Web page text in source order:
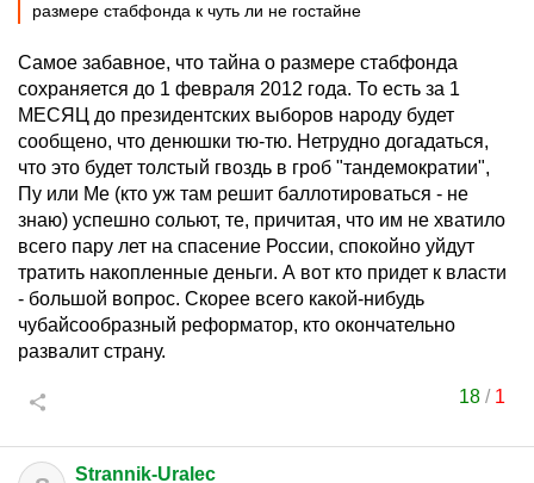
размере стабфонда к чуть ли не гостайне
Самое забавное, что тайна о размере стабфонда
сохраняется до 1 февраля 2012 года. То есть за 1
МЕСЯЦ до президентских выборов народу будет
сообщено, что денюшки тю-тю. Нетрудно догадаться,
что это будет толстый гвоздь в гроб "тандемократии",
Пу или Ме (кто уж там решит баллотироваться - не
знаю) успешно сольют, те, причитая, что им не хватило
всего пару лет на спасение России, спокойно уйдут
тратить накопленные деньги. А вот кто придет к власти
- большой вопрос. Скорее всего какой-нибудь
чубайсообразный реформатор, кто окончательно
развалит страну.
18 / 1
Strannik-Uralec